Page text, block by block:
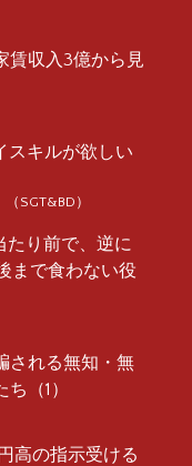
賃収入3億から見
スキルが欲しい
SGT&BD）
たり前で、逆に
まで食わない役
される無知・無
（1）
高の指示受ける